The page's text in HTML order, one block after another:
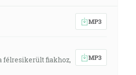
MP3
félresikerült fiakhoz,
MP3